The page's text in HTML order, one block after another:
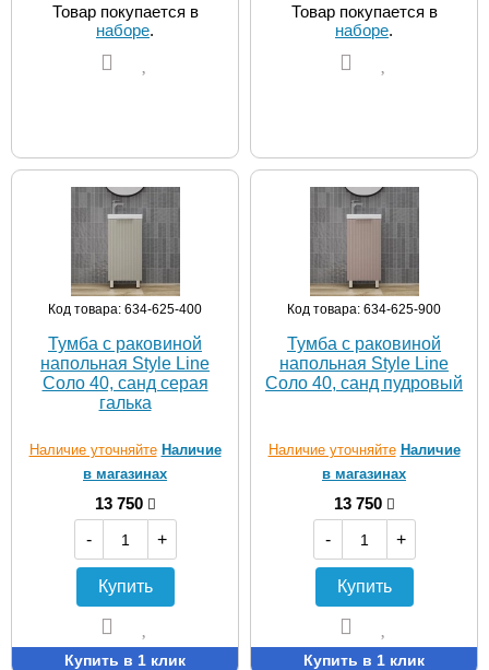
Товар покупается в
наборе.
Товар покупается в
наборе.
Код товара: 634-625-400
Тумба с раковиной
напольная Style Line
Соло 40, санд серая
галька
Наличие уточняйте Наличие
в магазинах
13 750
-
+
Купить
Купить в 1 клик
Код товара: 634-625-900
Тумба с раковиной
напольная Style Line
Соло 40, санд пудровый
Наличие уточняйте Наличие
в магазинах
13 750
-
+
Купить
Купить в 1 клик